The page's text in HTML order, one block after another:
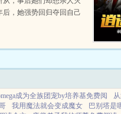
后，她强势回归夺回自己
成为全族团宠by培养基免费阅
我用魔法就会变成魔女 巴别塔是